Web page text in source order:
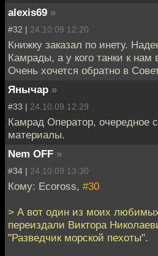
alexis69 »
#32 | 24.10.09 12:20
Книжку заказал по инету.
Камрады, а у кого танки к нам
Очень хочется обратно в
Янычар »
#33 | 24.10.09 12:29
Камрад Оператор, очередное
материалы.
Nem OFF »
#34 | 24.10.09 13:30
Кому: Ecoross, #30
> А вот один из моих
переиздали Виктора
"Разведчик морской пехоты".